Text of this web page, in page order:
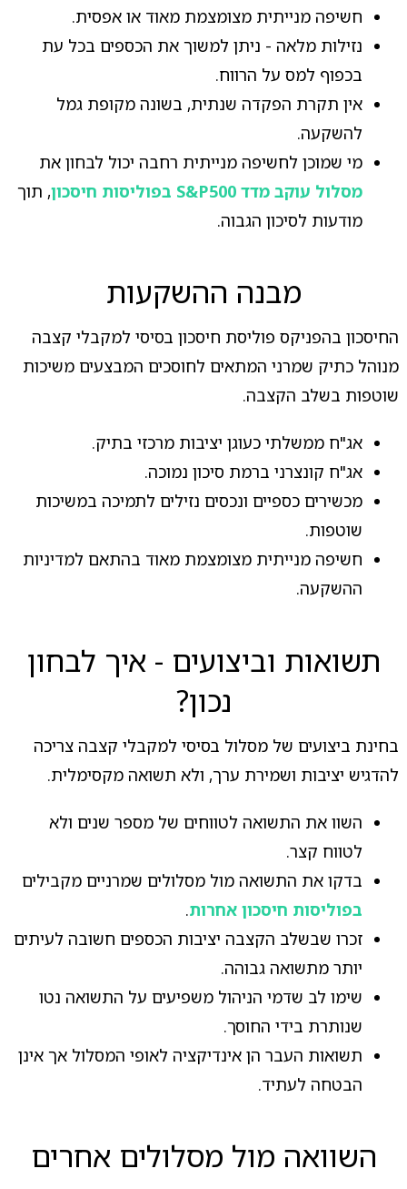
חשיפה מנייתית מצומצמת מאוד או אפסית.
נזילות מלאה - ניתן למשוך את הכספים בכל עת
בכפוף למס על הרווח.
אין תקרת הפקדה שנתית, בשונה מקופת גמל
להשקעה.
מי שמוכן לחשיפה מנייתית רחבה יכול לבחון את
מסלול עוקב מדד S&P500 בפוליסות חיסכון
, תוך
מודעות לסיכון הגבוה.
מבנה ההשקעות
החיסכון בהפניקס פוליסת חיסכון בסיסי למקבלי קצבה
מנוהל כתיק שמרני המתאים לחוסכים המבצעים משיכות
שוטפות בשלב הקצבה.
אג"ח ממשלתי כעוגן יציבות מרכזי בתיק.
אג"ח קונצרני ברמת סיכון נמוכה.
מכשירים כספיים ונכסים נזילים לתמיכה במשיכות
שוטפות.
חשיפה מנייתית מצומצמת מאוד בהתאם למדיניות
ההשקעה.
תשואות וביצועים - איך לבחון
נכון?
בחינת ביצועים של מסלול בסיסי למקבלי קצבה צריכה
להדגיש יציבות ושמירת ערך, ולא תשואה מקסימלית.
השוו את התשואה לטווחים של מספר שנים ולא
לטווח קצר.
בדקו את התשואה מול מסלולים שמרניים מקבילים
בפוליסות חיסכון אחרות.
זכרו שבשלב הקצבה יציבות הכספים חשובה לעיתים
יותר מתשואה גבוהה.
שימו לב שדמי הניהול משפיעים על התשואה נטו
שנותרת בידי החוסך.
תשואות העבר הן אינדיקציה לאופי המסלול אך אינן
הבטחה לעתיד.
השוואה מול מסלולים אחרים